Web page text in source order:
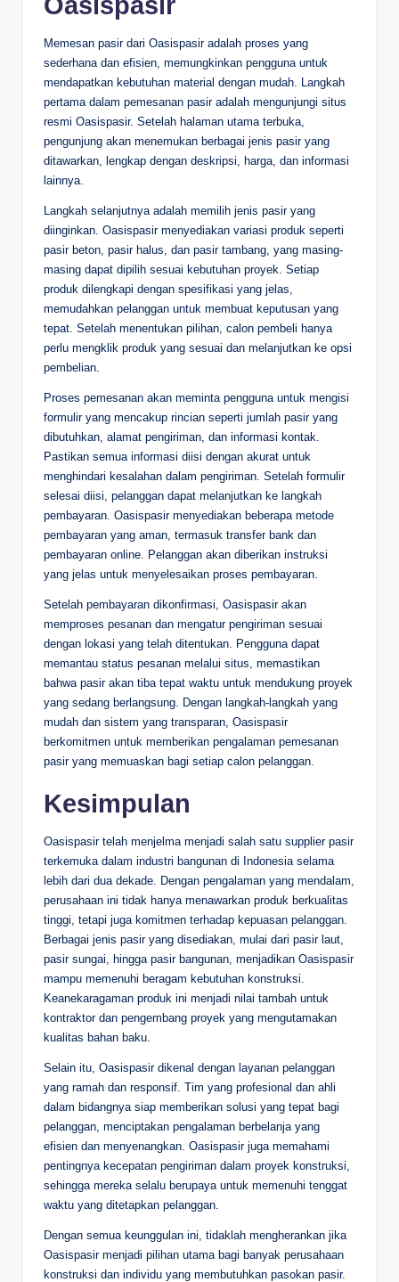
Memesan pasir dari Oasispasir adalah proses yang
sederhana dan efisien, memungkinkan pengguna untuk
mendapatkan kebutuhan material dengan mudah. Langkah
pertama dalam pemesanan pasir adalah mengunjungi situs
resmi Oasispasir. Setelah halaman utama terbuka,
pengunjung akan menemukan berbagai jenis pasir yang
ditawarkan, lengkap dengan deskripsi, harga, dan informasi
lainnya.
Langkah selanjutnya adalah memilih jenis pasir yang
diinginkan. Oasispasir menyediakan variasi produk seperti
pasir beton, pasir halus, dan pasir tambang, yang masing-
masing dapat dipilih sesuai kebutuhan proyek. Setiap
produk dilengkapi dengan spesifikasi yang jelas,
memudahkan pelanggan untuk membuat keputusan yang
tepat. Setelah menentukan pilihan, calon pembeli hanya
perlu mengklik produk yang sesuai dan melanjutkan ke opsi
pembelian.
Proses pemesanan akan meminta pengguna untuk mengisi
formulir yang mencakup rincian seperti jumlah pasir yang
dibutuhkan, alamat pengiriman, dan informasi kontak.
Pastikan semua informasi diisi dengan akurat untuk
menghindari kesalahan dalam pengiriman. Setelah formulir
selesai diisi, pelanggan dapat melanjutkan ke langkah
pembayaran. Oasispasir menyediakan beberapa metode
pembayaran yang aman, termasuk transfer bank dan
pembayaran online. Pelanggan akan diberikan instruksi
yang jelas untuk menyelesaikan proses pembayaran.
Setelah pembayaran dikonfirmasi, Oasispasir akan
memproses pesanan dan mengatur pengiriman sesuai
dengan lokasi yang telah ditentukan. Pengguna dapat
memantau status pesanan melalui situs, memastikan
bahwa pasir akan tiba tepat waktu untuk mendukung proyek
yang sedang berlangsung. Dengan langkah-langkah yang
mudah dan sistem yang transparan, Oasispasir
berkomitmen untuk memberikan pengalaman pemesanan
pasir yang memuaskan bagi setiap calon pelanggan.
Kesimpulan
Oasispasir telah menjelma menjadi salah satu supplier pasir
terkemuka dalam industri bangunan di Indonesia selama
lebih dari dua dekade. Dengan pengalaman yang mendalam,
perusahaan ini tidak hanya menawarkan produk berkualitas
tinggi, tetapi juga komitmen terhadap kepuasan pelanggan.
Berbagai jenis pasir yang disediakan, mulai dari pasir laut,
pasir sungai, hingga pasir bangunan, menjadikan Oasispasir
mampu memenuhi beragam kebutuhan konstruksi.
Keanekaragaman produk ini menjadi nilai tambah untuk
kontraktor dan pengembang proyek yang mengutamakan
kualitas bahan baku.
Selain itu, Oasispasir dikenal dengan layanan pelanggan
yang ramah dan responsif. Tim yang profesional dan ahli
dalam bidangnya siap memberikan solusi yang tepat bagi
pelanggan, menciptakan pengalaman berbelanja yang
efisien dan menyenangkan. Oasispasir juga memahami
pentingnya kecepatan pengiriman dalam proyek konstruksi,
sehingga mereka selalu berupaya untuk memenuhi tenggat
waktu yang ditetapkan pelanggan.
Dengan semua keunggulan ini, tidaklah mengherankan jika
Oasispasir menjadi pilihan utama bagi banyak perusahaan
konstruksi dan individu yang membutuhkan pasokan pasir.